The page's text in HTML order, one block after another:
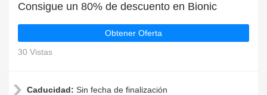
Consigue un 80% de descuento en Bionic
Obtener Oferta
30 Vistas
Caducidad: Sin fecha de finalización